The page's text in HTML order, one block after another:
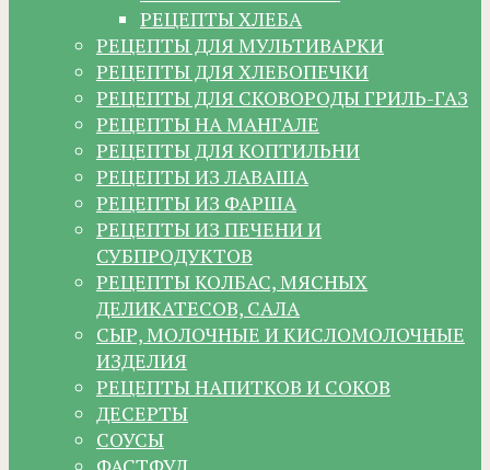
РЕЦЕПТЫ ХЛЕБА
РЕЦЕПТЫ ДЛЯ МУЛЬТИВАРКИ
РЕЦЕПТЫ ДЛЯ ХЛЕБОПЕЧКИ
РЕЦЕПТЫ ДЛЯ СКОВОРОДЫ ГРИЛЬ-ГАЗ
РЕЦЕПТЫ НА МАНГАЛЕ
РЕЦЕПТЫ ДЛЯ КОПТИЛЬНИ
РЕЦЕПТЫ ИЗ ЛАВАША
РЕЦЕПТЫ ИЗ ФАРША
РЕЦЕПТЫ ИЗ ПЕЧЕНИ И
СУБПРОДУКТОВ
РЕЦЕПТЫ КОЛБАС, МЯСНЫХ
ДЕЛИКАТЕСОВ, САЛА
СЫР, МОЛОЧНЫЕ И КИСЛОМОЛОЧНЫЕ
ИЗДЕЛИЯ
РЕЦЕПТЫ НАПИТКОВ И СОКОВ
ДЕСЕРТЫ
СОУСЫ